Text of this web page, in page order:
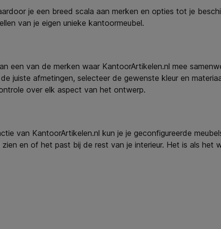
je een breed scala aan merken en opties tot je
van je eigen unieke kantoormeubel.
een van de merken waar KantoorArtikelen.nl mee
juiste afmetingen, selecteer de gewenste kleur en
over elk aspect van het ontwerp.
van KantoorArtikelen.nl kun je je geconfigureerde
en of het past bij de rest van je interieur. Het is als het